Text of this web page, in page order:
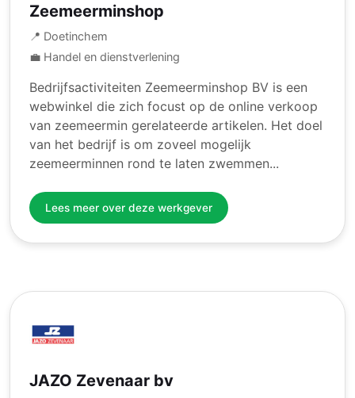
Zeemeerminshop
📍 Doetinchem
💼 Handel en dienstverlening
Bedrijfsactiviteiten Zeemeerminshop BV is een
webwinkel die zich focust op de online verkoop
van zeemeermin gerelateerde artikelen. Het doel
van het bedrijf is om zoveel mogelijk
zeemeerminnen rond te laten zwemmen...
Lees meer over deze werkgever
JAZO Zevenaar bv